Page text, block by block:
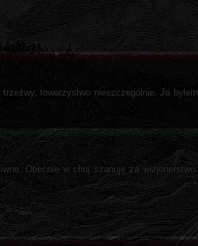
towarzystwo nieszczególnie. Ja byłem
Obecnie w chuj szanuję za wizjonerstwo.